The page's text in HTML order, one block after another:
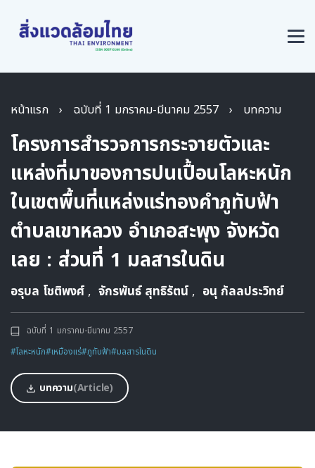
หน้าแรก › ฉบับที่ 1 มกราคม-มีนาคม 2557 › บทความ
โครงการสำรวจการกระจายตัวและ
แหล่งที่มาของการปนเปื้อนโลหะหนัก
ในเขตพื้นที่แหล่งแร่ทองคำภูทับฟ้า
ตำบลเขาหลวง อำเภอสะพุง จังหวัด
เลย : ส่วนที่ 1 มลสารในดิน
อรุบล โชติพงศ์, จักรพันธ์ สุทธิรัตน์, อนุ กัลลประวิทย์
ฉบับที่ 1 มกราคม-มีนาคม 2557
#โลหะหนัก#เหมืองแร่#ภูทับฟ้า#มลสารในดิน
บทความ(Article)